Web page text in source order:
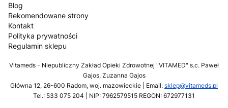
Blog
Rekomendowane strony
Kontakt
Polityka prywatności
Regulamin sklepu
Vitameds - Niepubliczny Zakład Opieki Zdrowotnej "VITAMED" s.c. Paweł
Gajos, Zuzanna Gajos
Główna 12, 26-600 Radom, woj. mazowieckie | Email: sklep@vitameds.pl
Tel.: 533 075 204 | NIP: 7962579515 REGON: 672977131